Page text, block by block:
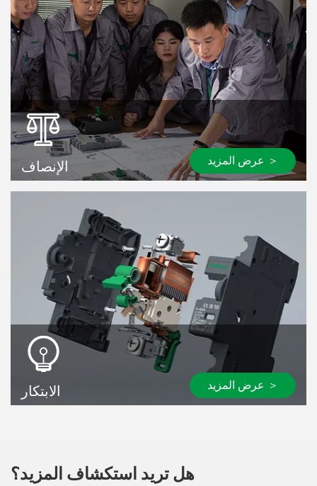
الإنصاف عرض المزيد ＞
الابتكار عرض المزيد ＞
هل تريد استكشاف المزيد؟